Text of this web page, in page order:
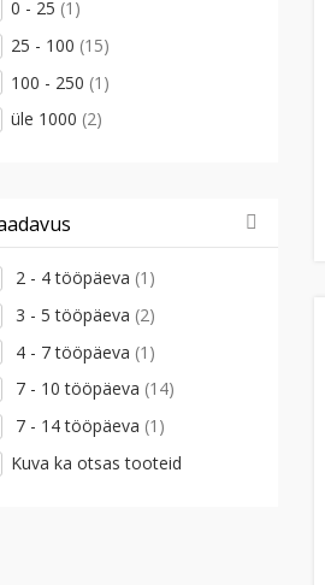
0 - 25 (1)
25 - 100 (15)
100 - 250 (1)
üle 1000 (2)
2 - 4 tööpäeva (1)
3 - 5 tööpäeva (2)
4 - 7 tööpäeva (1)
7 - 10 tööpäeva (14)
7 - 14 tööpäeva (1)
Kuva ka otsas tooteid